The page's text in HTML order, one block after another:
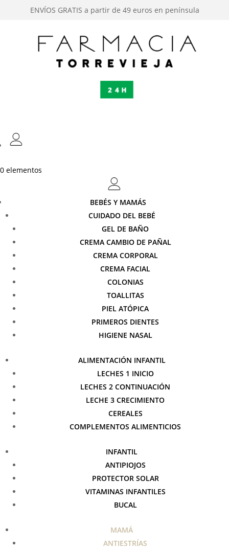
ENVÍOS GRATIS a partir de 49 euros en península
0 elementos
BEBÉS Y MAMÁS
CUIDADO DEL BEBÉ
GEL DE BAÑO
CREMA CAMBIO DE PAÑAL
CREMA CORPORAL
CREMA FACIAL
COLONIAS
TOALLITAS
PIEL ATÓPICA
PRIMEROS DIENTES
HIGIENE NASAL
ALIMENTACIÓN INFANTIL
LECHES 1 INICIO
LECHES 2 CONTINUACIÓN
LECHE 3 CRECIMIENTO
CEREALES
COMPLEMENTOS ALIMENTICIOS
INFANTIL
ANTIPIOJOS
PROTECTOR SOLAR
VITAMINAS INFANTILES
BUCAL
MAMÁ
ANTIESTRÍAS